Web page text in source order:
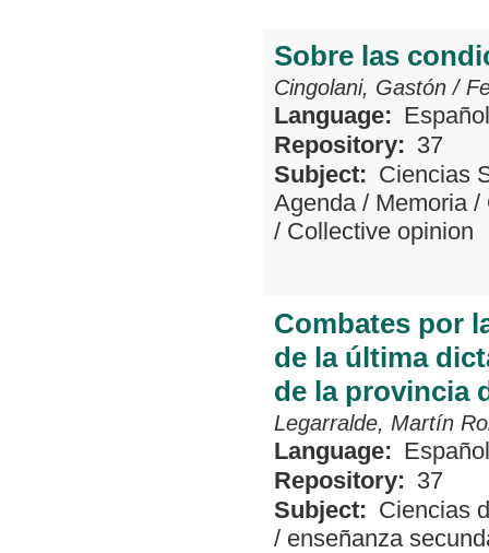
Sobre las
Cingolani, Gastón /
Language: Español
Repository: 37
Subject: Ciencias
Agenda/ Memoria/
/ Collective opinion
Combates por
de la última
de la provincia
Legarralde, Martín
Language: Español
Repository: 37
Subject: Ciencias
/ enseñanza